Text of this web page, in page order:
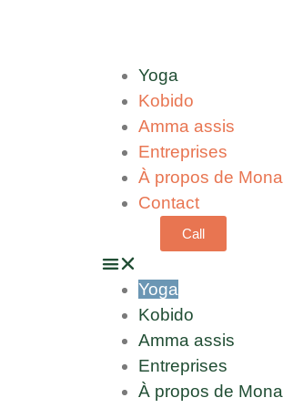
Yoga
Kobido
Amma assis
Entreprises
À propos de Mona
Contact
Call
Yoga
Kobido
Amma assis
Entreprises
À propos de Mona